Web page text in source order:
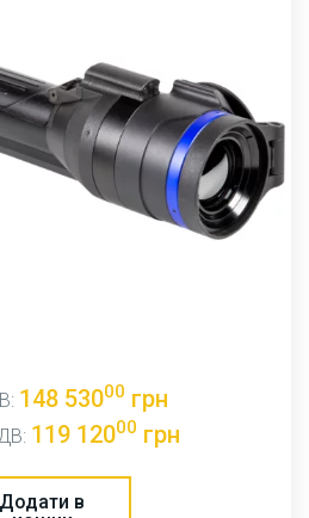
148 53000 грн
119 12000 грн
Додати в